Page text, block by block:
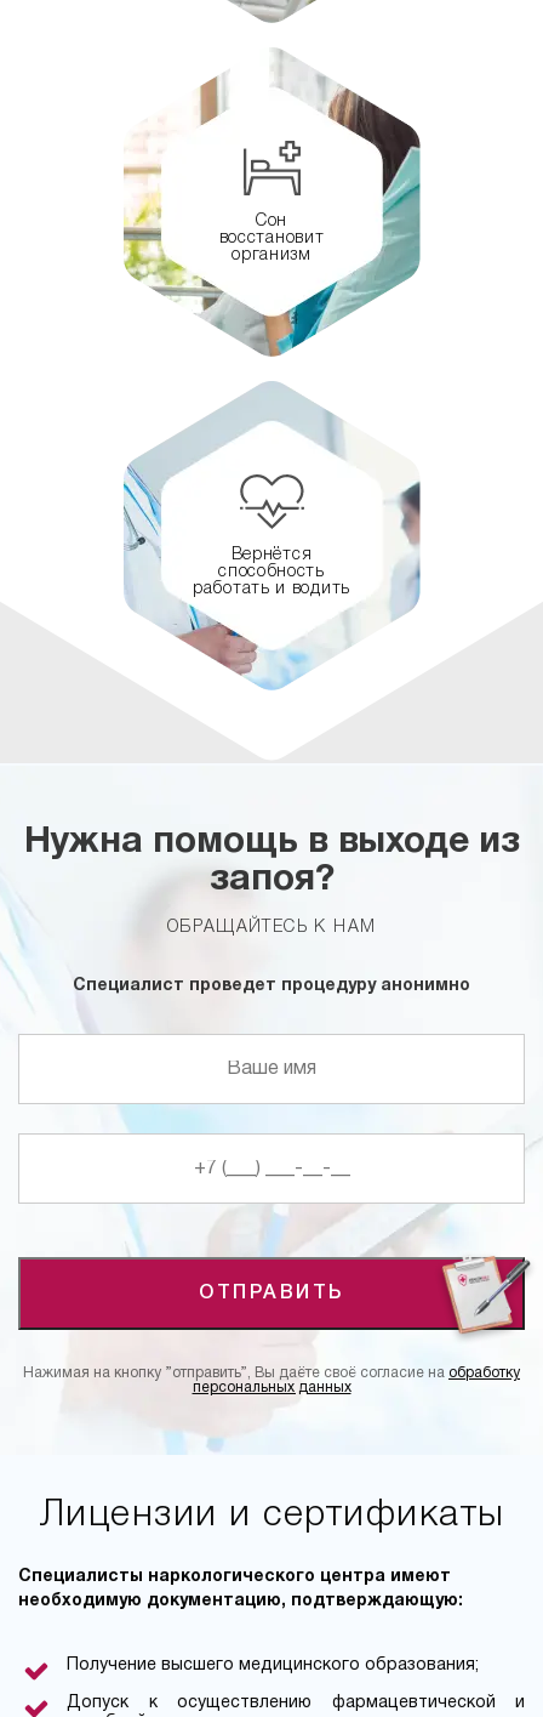
Сон
восстановит
организм
Вернётся
способность
работать и водить
Нужна помощь в выходе из
запоя?
ОБРАЩАЙТЕСЬ К НАМ
Специалист проведет процедуру анонимно
ОТПРАВИТЬ
Нажимая на кнопку ”отправить”, Вы даёте своё согласие на обработку
персональных данных
Лицензии и сертификаты
Специалисты наркологического центра имеют
необходимую документацию, подтверждающую:
Получение высшего медицинского образования;
Допуск к осуществлению фармацевтической и